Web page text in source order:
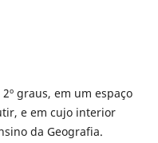
graus, em um espaço
e em cujo interior
da Geografia.